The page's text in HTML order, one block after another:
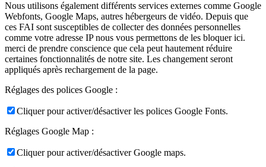
Nous utilisons également différents services externes comme Google
Webfonts, Google Maps, autres hébergeurs de vidéo. Depuis que
ces FAI sont susceptibles de collecter des données personnelles
comme votre adresse IP nous vous permettons de les bloquer ici.
merci de prendre conscience que cela peut hautement réduire
certaines fonctionnalités de notre site. Les changement seront
appliqués après rechargement de la page.
Réglages des polices Google :
Cliquer pour activer/désactiver les polices Google Fonts.
Réglages Google Map :
Cliquer pour activer/désactiver Google maps.